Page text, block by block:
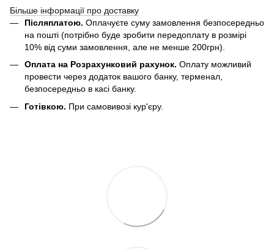
Більше інформації про доставку
Післяплатою. Оплачуєте суму замовлення безпосередньо
на пошті (потрібно буде зробити передоплату в розмірі
10% від суми замовлення, але не менше 200грн).
Оплата на Розрахунковий рахунок. Оплату можливий
провести через додаток вашого банку, терменал,
безпосередньо в касі банку.
Готівкою. При самовивозі кур'єру.